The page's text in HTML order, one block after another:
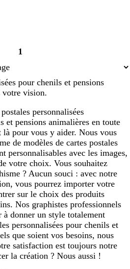
Page
1
pour chenils et pensions
votre vision.
personnalisées
et pensions animalières en toute
pour vous y aider. Nous vous
de modèles de cartes postales
personnalisables avec les images,
votre choix. Vous souhaitez
? Aucun souci : avec notre
vous pourrez importer votre
sur le choix des produits
Nos graphistes professionnels
à donner un style totalement
personnalisées pour chenils et
que soient vos besoins, nous
satisfaction est toujours notre
la création ? Nous aussi !